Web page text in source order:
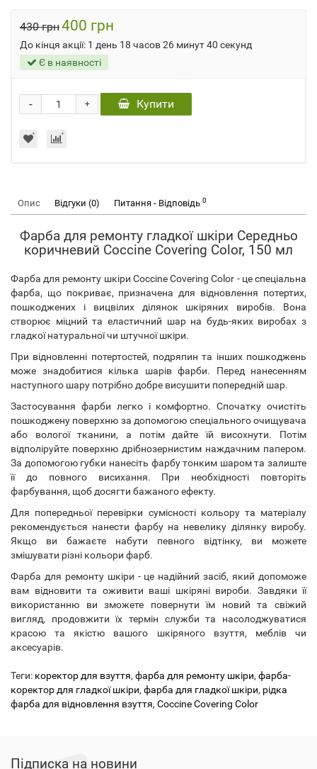
430 грн400 грн
До кінця акції: 1 день 18 часов 26 минут 39 секунд
Є в наявності
+
- Купити
Опис Відгуки (0) Питання - Відповідь 0
Фарба для ремонту гладкої шкіри Середньо
коричневий Coccine Covering Color, 150 мл
Фарба для ремонту шкіри Coccine Covering Color - це спеціальна
фарба, що покриває, призначена для відновлення потертих,
пошкоджених і вицвілих ділянок шкіряних виробів. Вона
створює міцний та еластичний шар на будь-яких виробах з
гладкої натуральної чи штучної шкіри.
При відновленні потертостей, подряпин та інших пошкоджень
може знадобитися кілька шарів фарби. Перед нанесенням
наступного шару потрібно добре висушити попередній шар.
Застосування фарби легко і комфортно. Спочатку очистіть
пошкоджену поверхню за допомогою спеціального очищувача
або вологої тканини, а потім дайте їй висохнути. Потім
відполіруйте поверхню дрібнозернистим наждачним папером.
За допомогою губки нанесіть фарбу тонким шаром та залиште
її до повного висихання. При необхідності повторіть
фарбування, щоб досягти бажаного ефекту.
Для попередньої перевірки сумісності кольору та матеріалу
рекомендується нанести фарбу на невелику ділянку виробу.
Якщо ви бажаєте набути певного відтінку, ви можете
змішувати різні кольори фарб.
Фарба для ремонту шкіри - це надійний засіб, який допоможе
вам відновити та оживити ваші шкіряні вироби. Завдяки її
використанню ви зможете повернути їм новий та свіжий
вигляд, продовжити їх термін служби та насолоджуватися
красою та якістю вашого шкіряного взуття, меблів чи
аксесуарів.
Теги: коректор для взуття, фарба для ремонту шкіри, фарба-
коректор для гладкої шкіри, фарба для гладкої шкіри, рідка
фарба для відновлення взуття, Coccine Covering Color
Підписка на новини